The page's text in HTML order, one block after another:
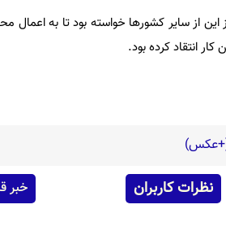
از سایر کشورها خواسته بود تا به اعمال
انتقاد کرده بود.
(+عکس)
نظرات کاربران خبر